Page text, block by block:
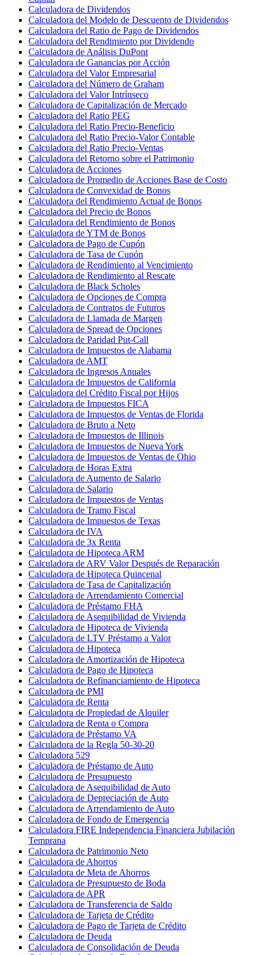
Calculadora de Dividendos
Calculadora del Modelo de Descuento de Dividendos
Calculadora del Ratio de Pago de Dividendos
Calculadora del Rendimiento por Dividendo
Calculadora de Análisis DuPont
Calculadora de Ganancias por Acción
Calculadora del Valor Empresarial
Calculadora del Número de Graham
Calculadora del Valor Intrínseco
Calculadora de Capitalización de Mercado
Calculadora del Ratio PEG
Calculadora del Ratio Precio-Beneficio
Calculadora del Ratio Precio-Valor Contable
Calculadora del Ratio Precio-Ventas
Calculadora del Retorno sobre el Patrimonio
Calculadora de Acciones
Calculadora de Promedio de Acciones Base de Costo
Calculadora de Convexidad de Bonos
Calculadora del Rendimiento Actual de Bonos
Calculadora del Precio de Bonos
Calculadora del Rendimiento de Bonos
Calculadora de YTM de Bonos
Calculadora de Pago de Cupón
Calculadora de Tasa de Cupón
Calculadora de Rendimiento al Vencimiento
Calculadora de Rendimiento al Rescate
Calculadora de Black Scholes
Calculadora de Opciones de Compra
Calculadora de Contratos de Futuros
Calculadora de Llamada de Margen
Calculadora de Spread de Opciones
Calculadora de Paridad Put-Call
Calculadora de Impuestos de Alabama
Calculadora de AMT
Calculadora de Ingresos Anuales
Calculadora de Impuestos de California
Calculadora del Crédito Fiscal por Hijos
Calculadora de Impuestos FICA
Calculadora de Impuestos de Ventas de Florida
Calculadora de Bruto a Neto
Calculadora de Impuestos de Illinois
Calculadora de Impuestos de Nueva York
Calculadora de Impuestos de Ventas de Ohio
Calculadora de Horas Extra
Calculadora de Aumento de Salario
Calculadora de Salario
Calculadora de Impuestos de Ventas
Calculadora de Tramo Fiscal
Calculadora de Impuestos de Texas
Calculadora de IVA
Calculadora de 3x Renta
Calculadora de Hipoteca ARM
Calculadora de ARV Valor Después de Reparación
Calculadora de Hipoteca Quincenal
Calculadora de Tasa de Capitalización
Calculadora de Arrendamiento Comercial
Calculadora de Préstamo FHA
Calculadora de Asequibilidad de Vivienda
Calculadora de Hipoteca de Vivienda
Calculadora de LTV Préstamo a Valor
Calculadora de Hipoteca
Calculadora de Amortización de Hipoteca
Calculadora de Pago de Hipoteca
Calculadora de Refinanciamiento de Hipoteca
Calculadora de PMI
Calculadora de Renta
Calculadora de Propiedad de Alquiler
Calculadora de Renta o Compra
Calculadora de Préstamo VA
Calculadora de la Regla 50-30-20
Calculadora 529
Calculadora de Préstamo de Auto
Calculadora de Presupuesto
Calculadora de Asequibilidad de Auto
Calculadora de Depreciación de Auto
Calculadora de Arrendamiento de Auto
Calculadora de Fondo de Emergencia
Calculadora FIRE Independencia Financiera Jubilación
Temprana
Calculadora de Patrimonio Neto
Calculadora de Ahorros
Calculadora de Meta de Ahorros
Calculadora de Presupuesto de Boda
Calculadora de APR
Calculadora de Transferencia de Saldo
Calculadora de Tarjeta de Crédito
Calculadora de Pago de Tarjeta de Crédito
Calculadora de Deuda
Calculadora de Consolidación de Deuda